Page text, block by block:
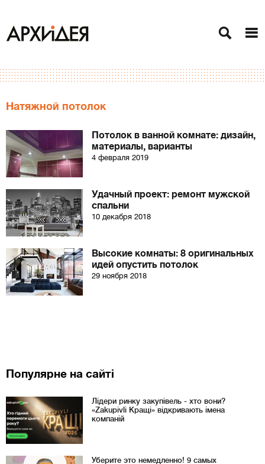
Натяжной потолок
Потолок в ванной комнате: дизайн,
материалы, варианты
4 февраля 2019
Удачный проект: ремонт мужской
спальни
10 декабря 2018
Высокие комнаты: 8 оригинальных
идей опустить потолок
29 ноября 2018
Популярне на сайті
Лідери ринку закупівель - хто вони?
«Zakupivli Кращі» відкривають імена
компаній
Уберите это немедленно! 9 самых